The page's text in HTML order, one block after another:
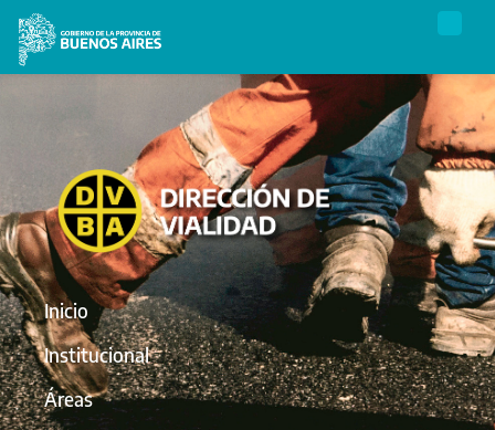
Inicio
Institucional
Áreas